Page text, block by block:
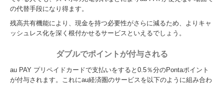
の代替手段になり得ます。
残高共有機能により、現金を持つ必要性がさらに減るため、よりキャ
ッシュレス化を深く根付かせるサービスといえるでしょう。
ダブルでポイントが付与される
au PAY プリペイドカードで支払いをすると0.5％分のPontaポイント
が付与されます。これにau経済圏のサービスを以下のように組み合わ